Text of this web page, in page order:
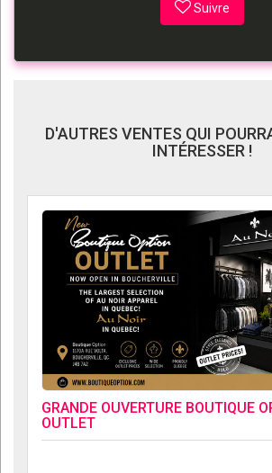
Suivre
D'AUTRES VENTES QUI
INTÉRESSER !
GRANDE OUVERTURE BOUTIQUE
OUTLET